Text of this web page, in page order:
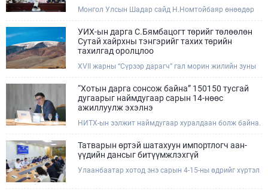
Монгол Улсын Шадар сайд Н.Номтойбаяр өнөөдөр
сайдын 10 дугаар албан даалгавар, Улсын Онцгой
комиссын даргын 3 дугаар тушаалын хүрээнд
Өмнөговь аймагт байгаль орчин, уул уурхайн 358
зөрчил илрүүлж, 200 гаруйг нь арилгуулаад байна.
УИХ-ын дарга С.Бямбацогт төрийг төлөөлөн
Сутай хайрхны тэнгэрийг тахих төрийн
тахилгад оролцлоо
XVII жарны “Сүрээр дарагч” гал морин жилийн зуны
өдөр /2026.08.06/ Сутай хайрхны тэнгэрийг тайх
төрийн тахилга боллоо.
“Хотын дарга сонсож байна” 150150 тусгай
дугаарыг наймдугаар сарын 14-нөөс
ажиллуулж эхэлнэ
НИТХ-ын ээлжит наймдугаар хуралдаан болж байна.
захиргааны байгууллага, албан тушаалтанд 2025,
2026 оны эхний хагас жилийн байдлаар иргэдээс
ирсэн өргөдөл, гомдлын шийдвэрлэлтийн тайлан
мэдээллийг сонслоо.
Татварын өртэй шатахуун импортлогч аан-
үүдийн дансыг битүүмжлэхгүй
Улаанбаатар хотод энэ сарын 4-15-ны өдрийг хүртэл